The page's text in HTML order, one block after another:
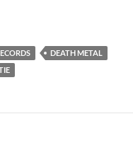
album de Blood
DEATH METAL